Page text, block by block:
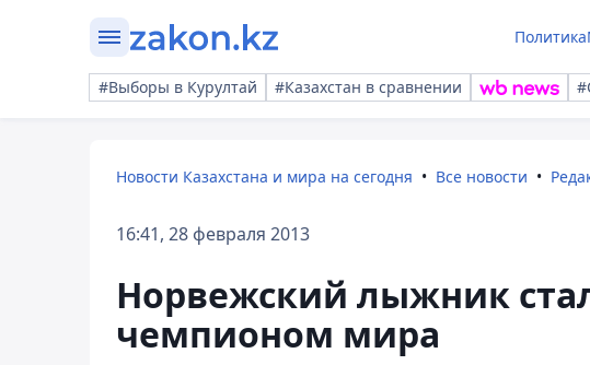
Политика
#Выборы в Курултай #Казахстан в сравнении
Новости Казахстана и мира на сегодня Все новости
16:41, 28 февраля 2013
Норвежский лыжник
чемпионом мира